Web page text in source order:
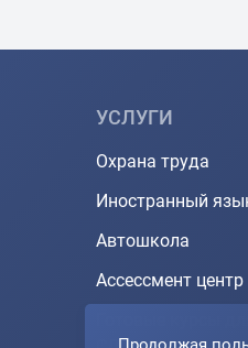
УСЛУГИ
Охрана труда
Иностранный
Автошкола
Ассессмент центр